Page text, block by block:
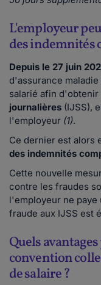
L'employeur
des indemnités
Depuis le 27 juin
d'assurance
salarié afin
journalières (IJSS),
l'employeur (1).
Ce dernier est alors
des indemnités
Cette nouvelle
contre les fraudes
l'employeur ne
fraude aux IJSS est
Quels
convention
de salaire ?